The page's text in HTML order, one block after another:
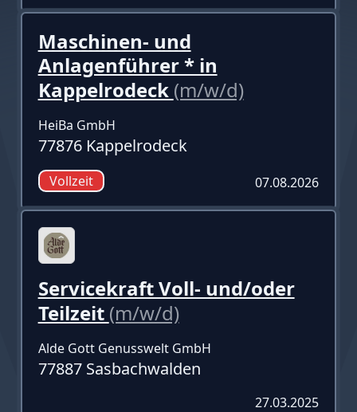
Maschinen- und
Anlagenführer * in
Kappelrodeck (m/w/d)
HeiBa GmbH
77876 Kappelrodeck
Vollzeit 07.08.2026
Servicekraft Voll- und/oder
Teilzeit (m/w/d)
Alde Gott Genusswelt GmbH
77887 Sasbachwalden
27.03.2025